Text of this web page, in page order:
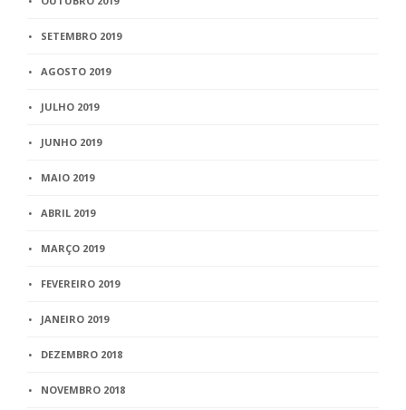
SETEMBRO 2019
AGOSTO 2019
JULHO 2019
JUNHO 2019
MAIO 2019
ABRIL 2019
MARÇO 2019
FEVEREIRO 2019
JANEIRO 2019
DEZEMBRO 2018
NOVEMBRO 2018